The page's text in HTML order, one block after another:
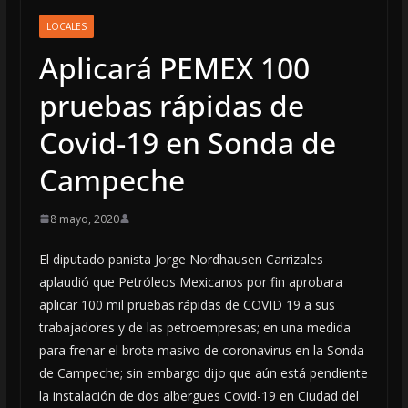
LOCALES
Aplicará PEMEX 100
pruebas rápidas de
Covid-19 en Sonda de
Campeche
8 mayo, 2020
El diputado panista Jorge Nordhausen Carrizales
aplaudió que Petróleos Mexicanos por fin aprobara
aplicar 100 mil pruebas rápidas de COVID 19 a sus
trabajadores y de las petroempresas; en una medida
para frenar el brote masivo de coronavirus en la Sonda
de Campeche; sin embargo dijo que aún está pendiente
la instalación de dos albergues Covid-19 en Ciudad del